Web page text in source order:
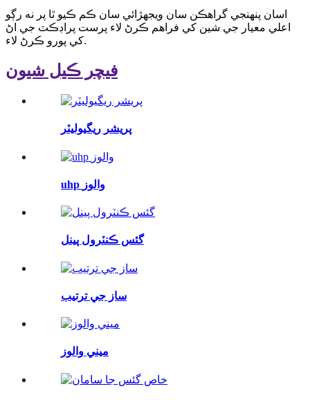
اسان پنهنجي گراهڪن سان ويجهڙائي سان ڪم ڪيو ٿا پر نه رڳو
اعلي معيار جي شين کي فراهم ڪرڻ لاء پرست پراڊڪٽ جي اڻ
کي پورو ڪرڻ لاء.
فيچر ڪيل شيون
پريشر ريگيوليٽر
uhp والوز
گئس ڪنٽرول پينل
ساز جي ترتيب
ميني والوز